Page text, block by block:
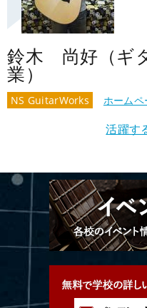
鈴木 尚好（ギ
業）
NS GuitarWorks ホームペ
活躍す